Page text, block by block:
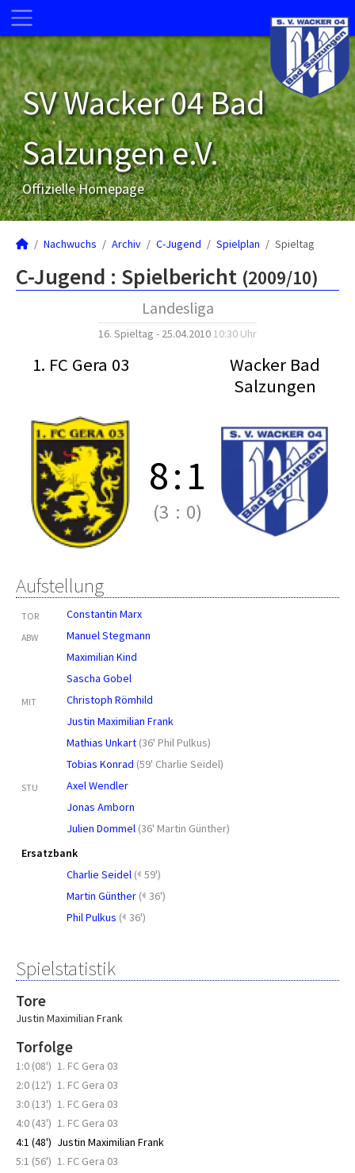
SV Wacker 04 Bad
Salzungen e.V.
Offizielle Homepage
Nachwuchs Archiv C-Jugend Spielplan Spieltag
C-Jugend : Spielbericht (2009/10)
Landesliga
16. Spieltag - 25.04.2010 10:30 Uhr
1. FC Gera 03
Wacker Bad
Salzungen
8:1
(3 : 0)
Aufstellung
TOR Constantin Marx
ABW
Manuel Stegmann
Maximilian Kind
Sascha Gobel
MIT
Christoph Römhild
Justin Maximilian Frank
Mathias Unkart (36' Phil Pulkus)
Tobias Konrad (59' Charlie Seidel)
STU
Axel Wendler
Jonas Amborn
Julien Dommel (36' Martin Günther)
Ersatzbank
Charlie Seidel ( 59')
Martin Günther ( 36')
Phil Pulkus ( 36')
Spielstatistik
Tore
Justin Maximilian Frank
Torfolge
1:0 (08') 1. FC Gera 03
2:0 (12') 1. FC Gera 03
3:0 (13') 1. FC Gera 03
4:0 (43') 1. FC Gera 03
4:1 (48') Justin Maximilian Frank
5:1 (56') 1. FC Gera 03